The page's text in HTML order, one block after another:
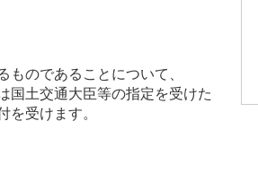
ものであることについて、
国土交通大臣等の指定を受けた
を受けます。